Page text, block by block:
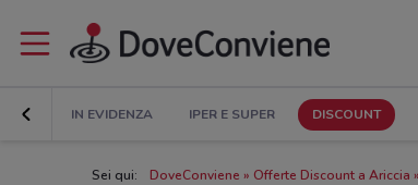
IN EVIDENZA IPER E SUPER DISCOUNT
Sei qui: DoveConviene Offerte Discount a Ariccia